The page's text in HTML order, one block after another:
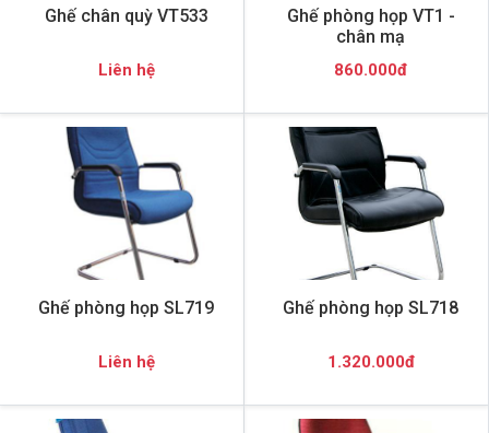
Ghế chân quỳ VT533
Liên hệ
Ghế phòng họp VT1 -
chân mạ
860.000đ
Ghế phòng họp SL719
Liên hệ
Ghế phòng họp SL718
1.320.000đ